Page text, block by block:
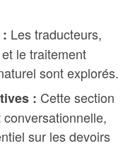
Les traducteurs,
et le traitement
sont explorés.
: Cette section
conversationnelle,
sur les devoirs